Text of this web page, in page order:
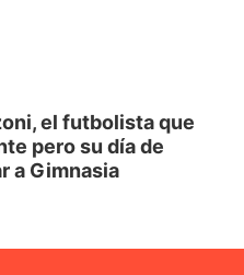
el futbolista que
pero su día de
a Gimnasia